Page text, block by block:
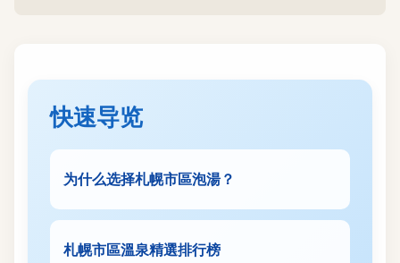
快速导览
为什么选择札幌市區泡湯？
札幌市區溫泉精選排行榜